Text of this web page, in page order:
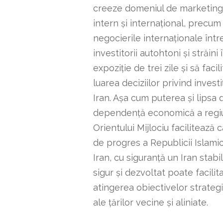
creeze domeniul de marketing
intern și internațional, precum
negocierile internaționale
investitorii autohtoni și străini
expoziție de trei zile și să
luarea deciziilor privind
Iran. Așa cum puterea și lipsa
dependență economică a
Orientului Mijlociu facilitează
de progres a Republicii
Iran, cu siguranță un Iran
sigur și dezvoltat poate facilita
atingerea obiectivelor
ale țărilor vecine și aliniate.